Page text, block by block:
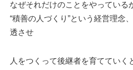
なぜそれだけのことをやっている
“積善の人づくり”という経営理念
透させ
人をつくって後継者を育てていく